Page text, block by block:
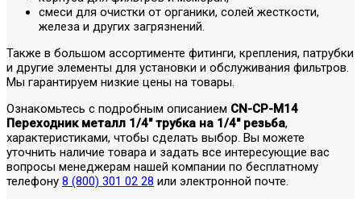
смеси для очистки от органики, солей жесткости,
железа и других загрязнений.
Также в большом ассортименте фитинги, крепления, патрубки
и другие элементы для установки и обслуживания фильтров.
Мы гарантируем низкие цены на товары.
Ознакомьтесь с подробным описанием CN-CP-M14
Переходник металл 1/4" трубка на 1/4" резьба,
характеристиками, чтобы сделать выбор. Вы можете
уточнить наличие товара и задать все интересующие вас
вопросы менеджерам нашей компании по бесплатному
телефону 8 (800) 301 02 28 или электронной почте.